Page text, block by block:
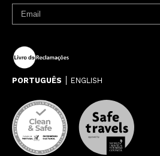
PORTUGUÊS ENGLISH